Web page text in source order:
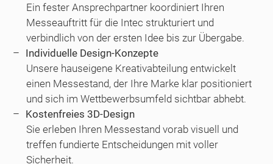
Ein fester Ansprechpartner koordiniert Ihren
Messeauftritt für die Intec strukturiert und
verbindlich von der ersten Idee bis zur Übergabe.
Individuelle Design-Konzepte
Unsere hauseigene Kreativabteilung entwickelt
einen Messestand, der Ihre Marke klar positioniert
und sich im Wettbewerbsumfeld sichtbar abhebt.
Kostenfreies 3D-Design
Sie erleben Ihren Messestand vorab visuell und
treffen fundierte Entscheidungen mit voller
Sicherheit.